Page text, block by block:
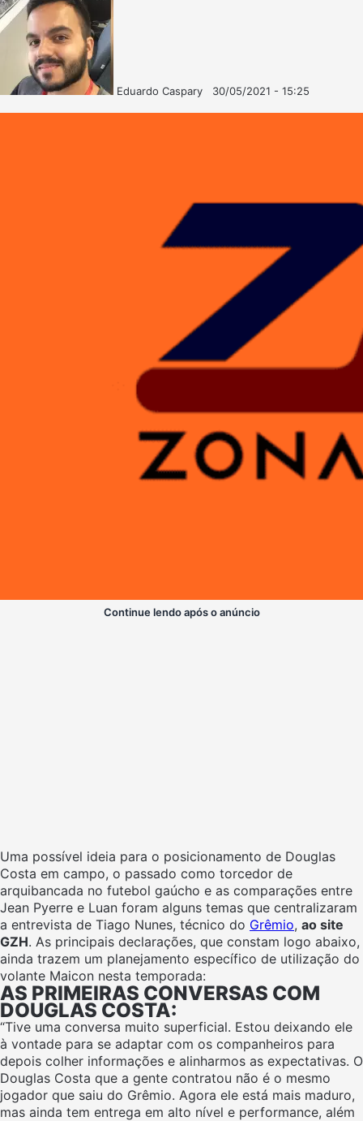
Eduardo Caspary
30/05/2021 - 15:25
Continue lendo após o anúncio
Uma possível ideia para o posicionamento de Douglas
Costa em campo, o passado como torcedor de
arquibancada no futebol gaúcho e as comparações entre
Jean Pyerre e Luan foram alguns temas que centralizaram
a entrevista de Tiago Nunes, técnico do Grêmio, ao site
GZH. As principais declarações, que constam logo abaixo,
ainda trazem um planejamento específico de utilização do
volante Maicon nesta temporada:
AS PRIMEIRAS CONVERSAS COM
DOUGLAS COSTA:
“Tive uma conversa muito superficial. Estou deixando ele
à vontade para se adaptar com os companheiros para
depois colher informações e alinharmos as expectativas. O
Douglas Costa que a gente contratou não é o mesmo
jogador que saiu do Grêmio. Agora ele está mais maduro,
mas ainda tem entrega em alto nível e performance, além